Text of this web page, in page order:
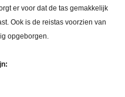
er voor dat de tas gemakkelijk
Ook is de reistas voorzien van
opgeborgen.